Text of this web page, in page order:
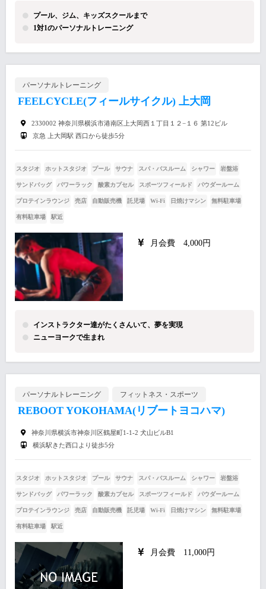
プール、ジム、キッズスクールまで
1対1のパーソナルトレーニング
パーソナルトレーニング
FEELCYCLE(フィールサイクル) 上大岡
2330002 神奈川県横浜市港南区上大岡西１丁目１２−１６ 第12ビル
京急 上大岡駅 西口から徒歩5分
スタジオ ホットスタジオ プール サウナ スパ・バスルーム シャワー 岩盤浴
サンドバッグ パワーラック 酸素カプセル スポーツフィールド パウダールーム
プロテインラウンジ 売店 自動販売機 託児場 Wi-Fi 日焼けマシン 無料駐車場
有料駐車場 駅近
月会費 4,000円
インストラクター達がたくさんいて、夢を実現
ニューヨークで生まれ
パーソナルトレーニング フィットネス・スポーツ
REBOOT YOKOHAMA(リブートヨコハマ)
神奈川県横浜市神奈川区鶴屋町1-1-2 犬山ビルB1
横浜駅きた西口より徒歩5分
スタジオ ホットスタジオ プール サウナ スパ・バスルーム シャワー 岩盤浴
サンドバッグ パワーラック 酸素カプセル スポーツフィールド パウダールーム
プロテインラウンジ 売店 自動販売機 託児場 Wi-Fi 日焼けマシン 無料駐車場
有料駐車場 駅近
月会費 11,000円